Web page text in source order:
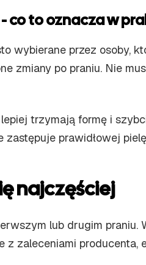
co to oznacza w
wybierane przez osoby,
zmiany po praniu. Nie
trzymają formę i
zastępuje prawidłowej
najczęściej
lub drugim
z zaleceniami